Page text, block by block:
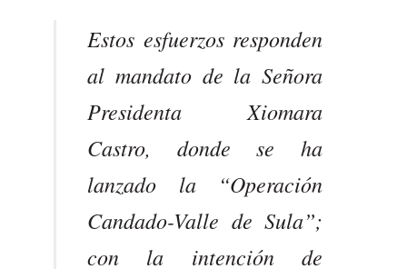
Estos esfuerzos responden
al mandato de la Señora
Presidenta Xiomara
Castro, donde se ha
lanzado la “Operación
Candado-Valle de Sula”;
con la intención de